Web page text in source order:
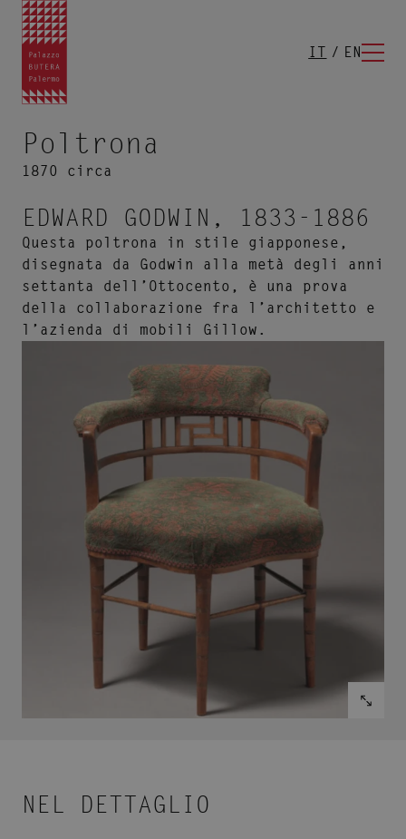
IT EN
Poltrona
1870 circa
EDWARD GODWIN, 1833-1886
Questa poltrona in stile giapponese,
disegnata da Godwin alla metà degli anni
settanta dell’Ottocento, è una prova
della collaborazione fra l’architetto e
l’azienda di mobili Gillow.
NEL DETTAGLIO